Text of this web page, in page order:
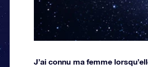
J’ai connu ma femme